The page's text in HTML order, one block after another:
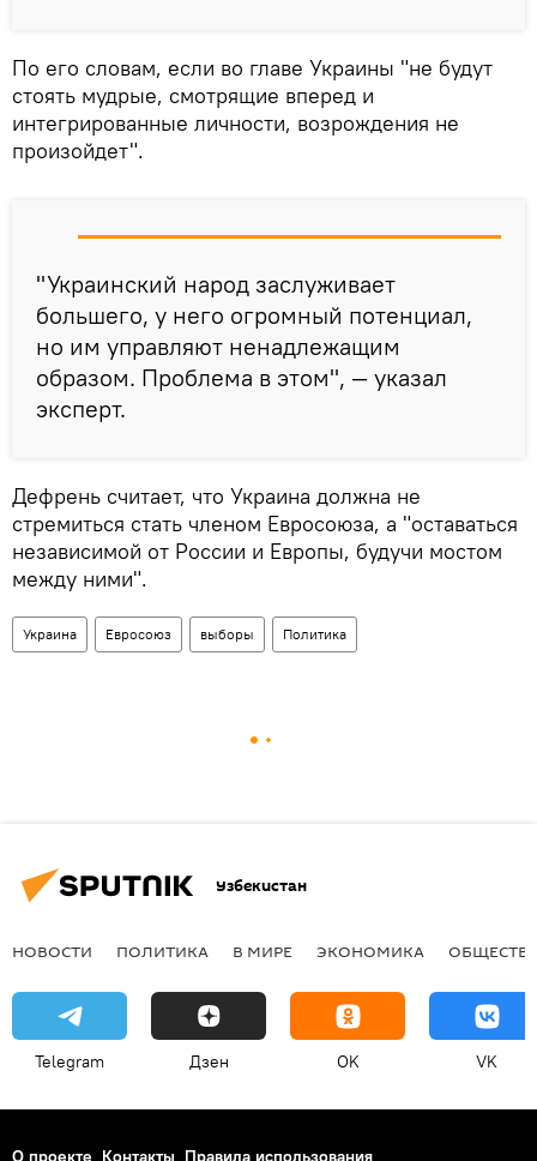
По его словам, если во главе Украины "не будут
стоять мудрые, смотрящие вперед и
интегрированные личности, возрождения не
произойдет".
"Украинский народ заслуживает
большего, у него огромный потенциал,
но им управляют ненадлежащим
образом. Проблема в этом", — указал
эксперт.
Дефрень считает, что Украина должна не
стремиться стать членом Евросоюза, а "оставаться
независимой от России и Европы, будучи мостом
между ними".
Украина Евросоюз выборы Политика
Узбекистан
НОВОСТИ ПОЛИТИКА В МИРЕ ЭКОНОМИКА
Telegram Дзен OK VK
О проекте Контакты Правила использования